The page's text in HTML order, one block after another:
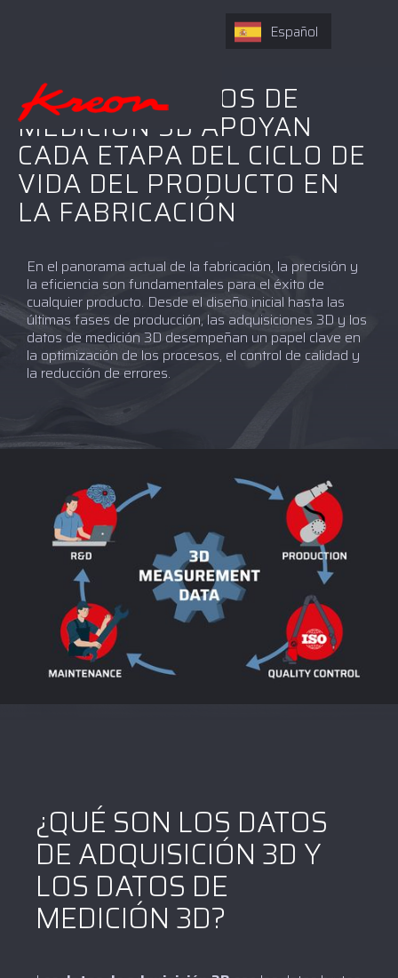
CÓMO LOS DATOS DE
MEDICIÓN 3D APOYAN
CADA ETAPA DEL CICLO DE
VIDA DEL PRODUCTO EN
LA FABRICACIÓN
En el panorama actual de la fabricación, la precisión y
la eficiencia son fundamentales para el éxito de
cualquier producto. Desde el diseño inicial hasta las
últimas fases de producción, las adquisiciones 3D y los
datos de medición 3D desempeñan un papel clave en
la optimización de los procesos, el control de calidad y
la reducción de errores.
¿QUÉ SON LOS DATOS
DE ADQUISICIÓN 3D Y
LOS DATOS DE
MEDICIÓN 3D?
Español